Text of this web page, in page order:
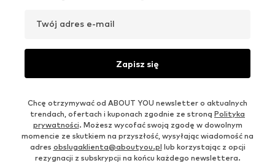
Twój adres e-mail
Zapisz się
Chcę otrzymywać od ABOUT YOU newsletter o aktualnych
trendach, ofertach i kuponach zgodnie ze stroną Polityka
prywatności. Możesz wycofać swoją zgodę w dowolnym
momencie ze skutkiem na przyszłość, wysyłając wiadomość na
adres obslugaklienta@aboutyou.pl lub korzystając z opcji
rezygnacji z subskrypcji na końcu każdego newslettera.